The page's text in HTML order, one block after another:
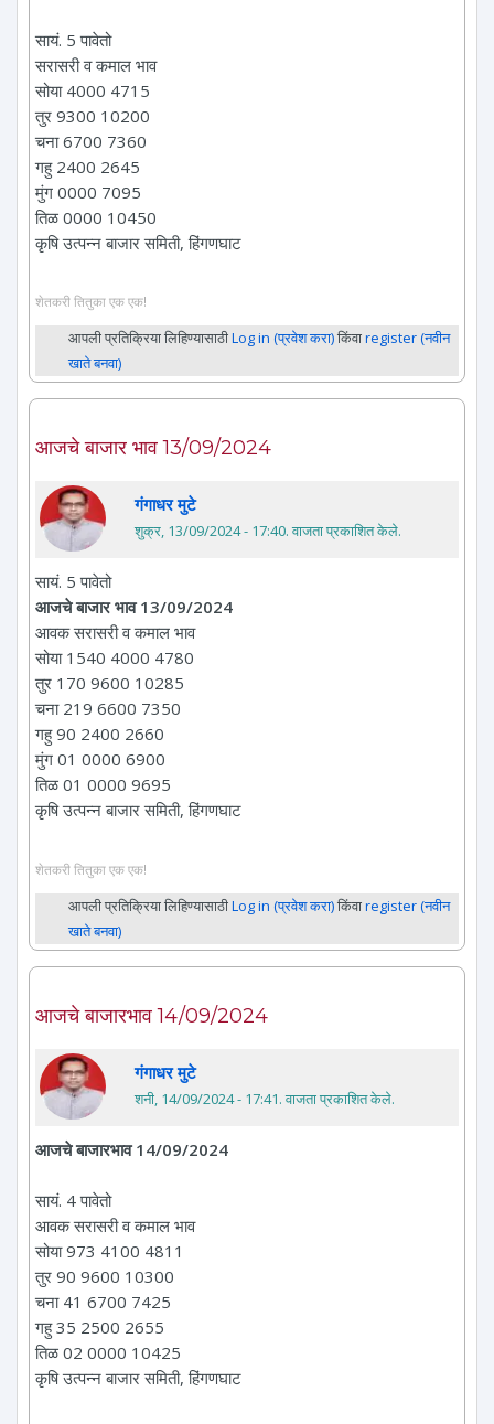
सायं. 5 पावेतो
सरासरी व कमाल भाव
सोया 4000 4715
तुर 9300 10200
चना 6700 7360
गहु 2400 2645
मुंग 0000 7095
तिळ 0000 10450
कृषि उत्पन्न बाजार समिती, हिंगणघाट
शेतकरी तितुका एक एक!
आपली प्रतिक्रिया लिहिण्यासाठीLog in (प्रवेश करा)किंवाregister (नवीन
खाते बनवा)
आजचे बाजार भाव 13/09/2024
गंगाधर मुटे
शुक्र, 13/09/2024 - 17:40. वाजता प्रकाशित केले.
सायं. 5 पावेतो
आजचे बाजार भाव 13/09/2024
आवक सरासरी व कमाल भाव
सोया 1540 4000 4780
तुर 170 9600 10285
चना 219 6600 7350
गहु 90 2400 2660
मुंग 01 0000 6900
तिळ 01 0000 9695
कृषि उत्पन्न बाजार समिती, हिंगणघाट
शेतकरी तितुका एक एक!
आपली प्रतिक्रिया लिहिण्यासाठीLog in (प्रवेश करा)किंवाregister (नवीन
खाते बनवा)
आजचे बाजारभाव 14/09/2024
गंगाधर मुटे
शनी, 14/09/2024 - 17:41. वाजता प्रकाशित केले.
आजचे बाजारभाव 14/09/2024
सायं. 4 पावेतो
आवक सरासरी व कमाल भाव
सोया 973 4100 4811
तुर 90 9600 10300
चना 41 6700 7425
गहु 35 2500 2655
तिळ 02 0000 10425
कृषि उत्पन्न बाजार समिती, हिंगणघाट